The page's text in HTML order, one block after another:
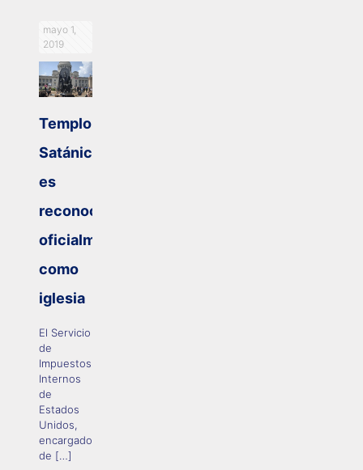
mayo 1,
2019
Templo
Satánico
es
reconocido
oficialmente
como
iglesia
El Servicio
de
Impuestos
Internos
de
Estados
Unidos,
encargado
de […]